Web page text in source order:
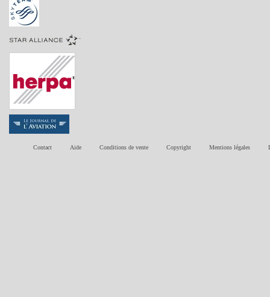
Contact Aide Conditions de vente Copyright Mentions légales